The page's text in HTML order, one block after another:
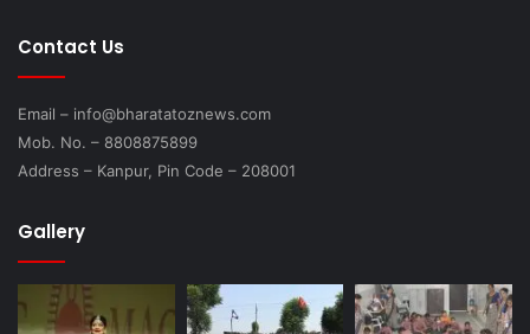
Contact Us
Email – info@bharatatoznews.com
Mob. No. – 8808875899
Address – Kanpur, Pin Code – 208001
Gallery